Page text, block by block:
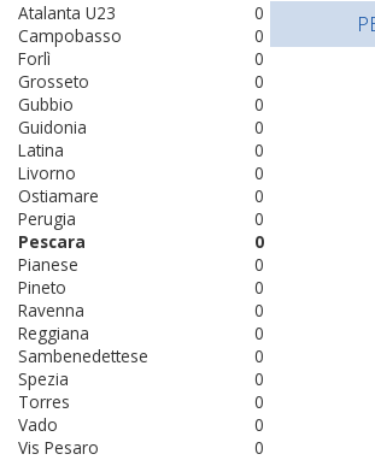
0
Atalanta U23
0
Campobasso
0
Forlì
0
Grosseto
0
Gubbio
0
Guidonia
0
Latina
0
Livorno
0
Ostiamare
0
Perugia
0
Pescara
0
Pianese
0
Pineto
0
Ravenna
0
Reggiana
0
Sambenedettese
0
Spezia
0
Torres
0
Vado
0
Vis Pesaro